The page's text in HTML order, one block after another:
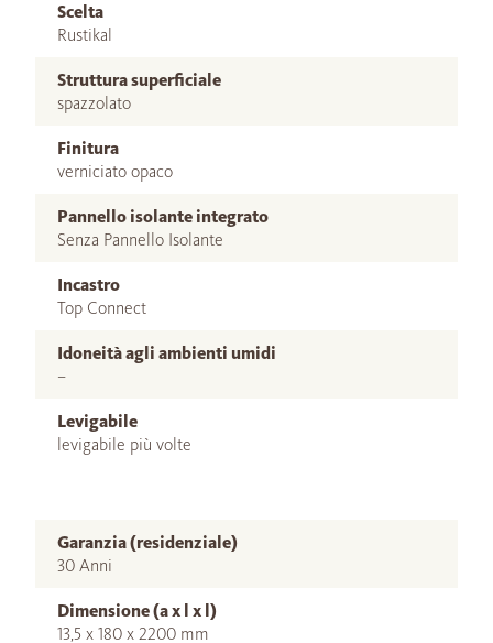
Scelta
Rustikal
Struttura superficiale
spazzolato
Finitura
verniciato opaco
Pannello isolante integrato
Senza Pannello Isolante
Incastro
Top Connect
Idoneità agli ambienti umidi
–
Levigabile
levigabile più volte
Garanzia (residenziale)
30 Anni
Dimensione (a x l x l)
13,5 x 180 x 2200 mm